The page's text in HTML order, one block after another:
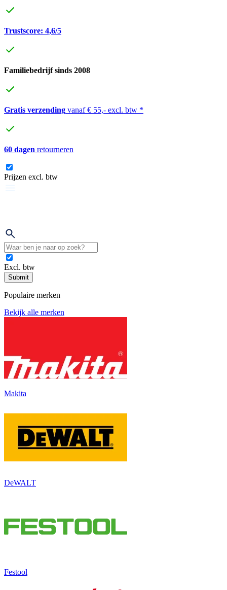
Trustscore: 4,6/5
Familiebedrijf sinds 2008
Gratis verzending vanaf € 55,- excl. btw *
60 dagen retourneren
Prijzen excl. btw
Excl. btw
Submit
Populaire merken
Bekijk alle merken
Makita
DeWALT
Festool